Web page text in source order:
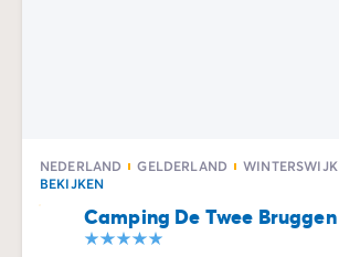
NEDERLAND GELDERLAND WINTERSWIJK
BEKIJKEN
Camping De Twee Bruggen